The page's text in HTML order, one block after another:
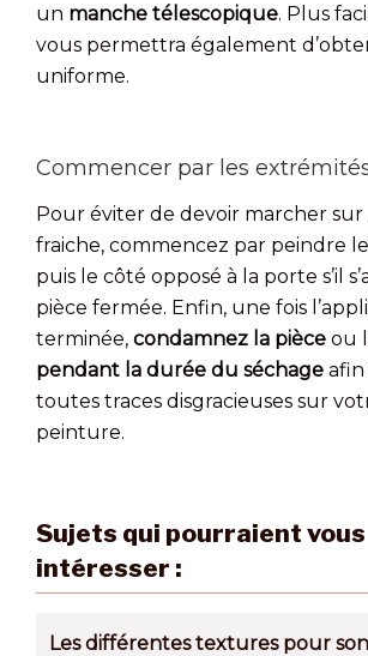
un manche télescopique. Plus
vous permettra également
uniforme.
Commencer par les
Pour éviter de devoir marcher
fraiche, commencez par peindre
puis le côté opposé à la porte s’il
pièce fermée. Enfin, une fois
terminée, condamnez la pièce ou
pendant la durée du séchage afin
toutes traces disgracieuses sur
peinture.
Sujets qui pourraient vous
intéresser :
Les différentes textures pour son